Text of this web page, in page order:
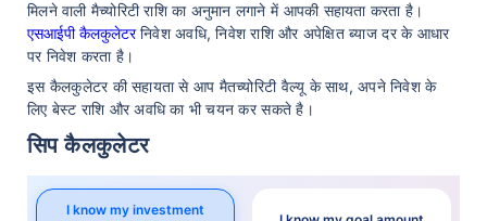
मिलने वाली मैच्योरिटी राशि का अनुमान लगाने में आपकी सहायता करता है।
एसआईपी कैलकुलेटरनिवेश अवधि, निवेश राशि और अपेक्षित ब्याज दर के आधार
पर निवेश करता है।
इस कैलकुलेटर की सहायता से आप मैतच्योरिटी वैल्यू के साथ, अपने निवेश के
लिए बेस्ट राशि और अवधि का भी चयन कर सकते है।
सिप कैलकुलेटर
I know my investment